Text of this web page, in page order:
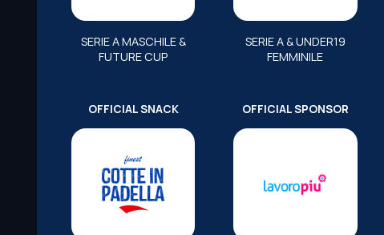
SERIE A MASCHILE &
FUTURE CUP
SERIE A & UNDER19
FEMMINILE
OFFICIAL SNACK OFFICIAL SPONSOR